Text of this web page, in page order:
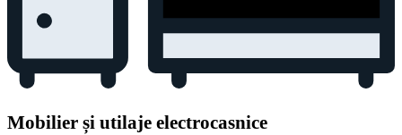
Mobilier și utilaje electrocasnice